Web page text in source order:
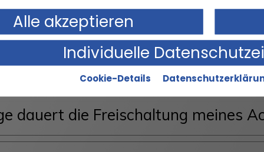
kontaktieren.
auf BIDaCLASSIC
dauert die Freischaltung meines
Alle akzeptieren
Individuelle
Cookie-Details